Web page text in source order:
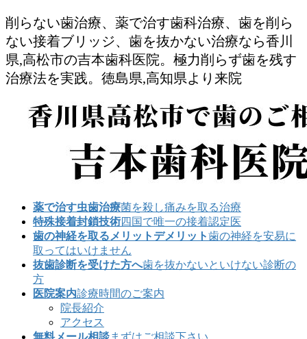
削らない歯治療、薬で治す歯科治療、歯を削ら
ない接着ブリッジ、歯を抜かない治療なら香川
県,高松市の吉本歯科医院。極力削らず歯を残す
治療法を実践。徳島県,高知県より来院
薬で治す虫歯治療菌を殺し痛みを取る治療
特殊接着封鎖技術四国で唯一の接着認定医
歯の神経を取るメリットデメリット歯の神経を安易に
取ってはいけません
抜歯診断を受けた方へ歯を抜かないといけない診断の
方
医院案内診療時間のご案内
院長紹介
アクセス
無料メール相談まずはご相談下さい